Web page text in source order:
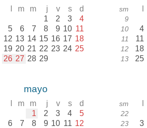
m m j v s d
1 2 3 4
5 6 7 8 9 10 11
12 13 14 15 16 17 18
19 20 21 22 23 24 25
26 27 28 29
sm
9
10 4
11 11
12 18
13 25
mayo
m m j v s d
1 2 3 4 5
6 7 8 9 10 11 12
sm
22
23 3